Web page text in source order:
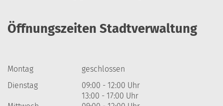
Öffnungszeiten Stadtverwaltung
Montag
geschlossen
Dienstag
09:00 - 12:00 Uhr
13:00 - 17:00 Uhr